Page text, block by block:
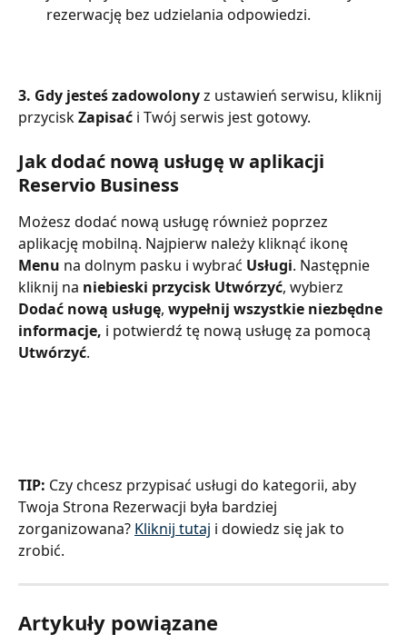
rezerwację bez udzielania odpowiedzi.
3. Gdy jesteś zadowolony z ustawień serwisu, kliknij
przycisk Zapisać i Twój serwis jest gotowy.
Jak dodać nową usługę w aplikacji
Reservio Business
Możesz dodać nową usługę również poprzez
aplikację mobilną. Najpierw należy kliknąć ikonę
Menu na dolnym pasku i wybrać Usługi. Następnie
kliknij na niebieski przycisk Utwórzyć, wybierz
Dodać nową usługę, wypełnij wszystkie niezbędne
informacje, i potwierdź tę nową usługę za pomocą
Utwórzyć.
TIP: Czy chcesz przypisać usługi do kategorii, aby
Twoja Strona Rezerwacji była bardziej
zorganizowana? Kliknij tutaj i dowiedz się jak to
zrobić.
Artykuły powiązane